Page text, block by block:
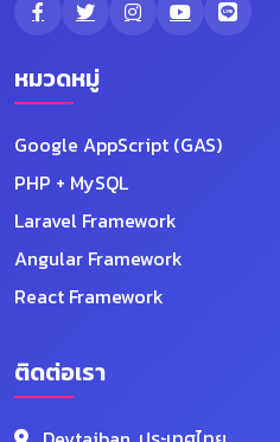
หมวดหมู่
Google AppScript (GAS)
PHP + MySQL
Laravel Framework
Angular Framework
React Framework
ติดต่อเรา